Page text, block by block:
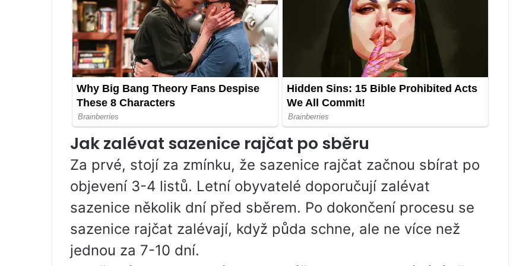
Jak zalévat sazenice rajčat po sběru
Za prvé, stojí za zmínku, že sazenice rajčat začnou sbírat po
objevení 3-4 listů. Letní obyvatelé doporučují zalévat
sazenice několik dní před sběrem. Po dokončení procesu se
sazenice rajčat zalévají, když půda schne, ale ne více než
jednou za 7-10 dní.